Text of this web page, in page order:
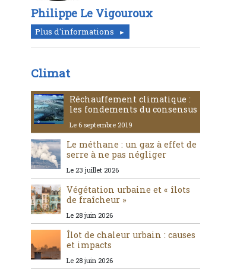
Philippe Le Vigouroux
Plus d'informations
Climat
Réchauffement climatique :
les fondements du consensus
Le 6 septembre 2019
Le méthane : un gaz à effet de
serre à ne pas négliger
Le 23 juillet 2026
Végétation urbaine et « îlots
de fraîcheur »
Le 28 juin 2026
Îlot de chaleur urbain : causes
et impacts
Le 28 juin 2026